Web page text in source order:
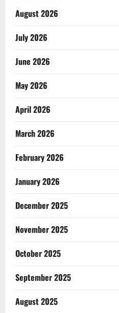
August 2026
July 2026
June 2026
May 2026
April 2026
March 2026
February 2026
January 2026
December 2025
November 2025
October 2025
September 2025
August 2025